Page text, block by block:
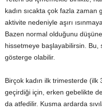
kadın sıcakta çok fazla
aktivite nedeniyle aşırı
Bazen normal olduğunu
hissetmeye başlayabilirsin. Bu,
gösterge olabilir.
Birçok kadın ilk trimesterde (ilk
geçirdiği için, erken gebelikte
da atfedilir. Kusma ardarda